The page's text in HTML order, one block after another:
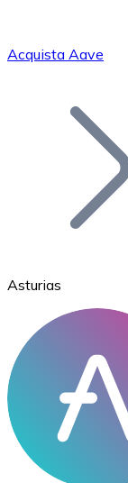
Bitcoin
Ethereum
ETH
Acquista Aave
Asturias